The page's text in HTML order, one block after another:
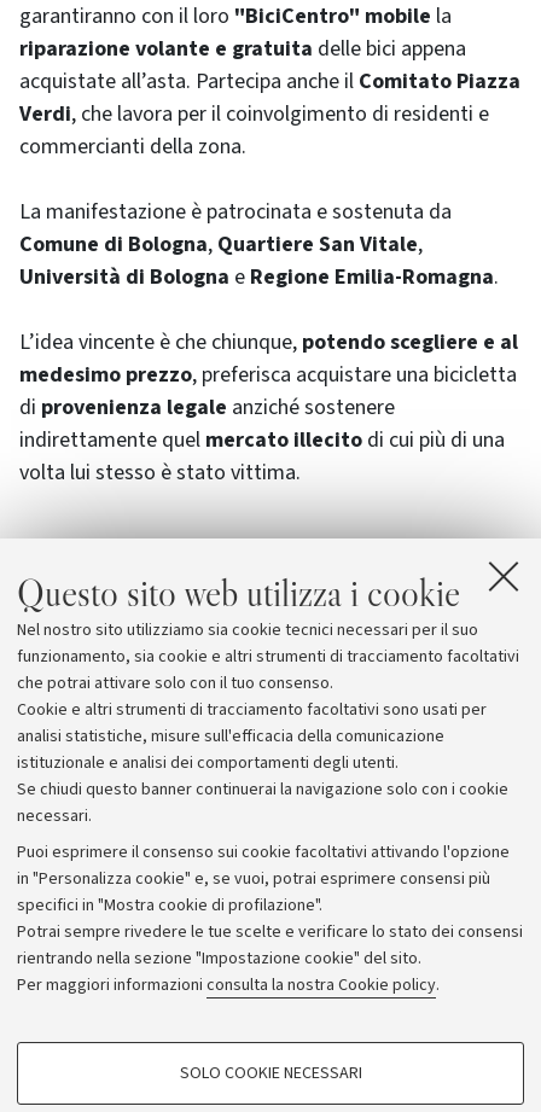
Questo sito web utilizza i cookie
Nel nostro sito utilizziamo sia cookie tecnici necessari per il suo
funzionamento, sia cookie e altri strumenti di tracciamento facoltativi
che potrai attivare solo con il tuo consenso.
Cookie e altri strumenti di tracciamento facoltativi sono usati per
analisi statistiche, misure sull'efficacia della comunicazione
istituzionale e analisi dei comportamenti degli utenti.
Se chiudi questo banner continuerai la navigazione solo con i cookie
necessari.
Puoi esprimere il consenso sui cookie facoltativi attivando l'opzione
in "Personalizza cookie" e, se vuoi, potrai esprimere consensi più
specifici in "Mostra cookie di profilazione".
Potrai sempre rivedere le tue scelte e verificare lo stato dei consensi
rientrando nella sezione "Impostazione cookie" del sito.
Per maggiori informazioni consulta la nostra Cookie policy.
COOKIE DI PROFILAZIONE - FACOLTATIVI
SOLO COOKIE NECESSARI
garantiranno con il loro "BiciCentro" mobile la
riparazione volante e gratuita delle bici appena
acquistate all’asta. Partecipa anche il Comitato Piazza
Verdi, che lavora per il coinvolgimento di residenti e
commercianti della zona.
La manifestazione è patrocinata e sostenuta da
Comune di Bologna, Quartiere San Vitale,
Università di Bologna e Regione Emilia-Romagna.
L’idea vincente è che chiunque, potendo scegliere e al
medesimo prezzo, preferisca acquistare una bicicletta
di provenienza legale anziché sostenere
indirettamente quel mercato illecito di cui più di una
volta lui stesso è stato vittima.
Allegati
sCATENAti
Archivio
Comunicati stampa
Redazione
Rassegna stampa